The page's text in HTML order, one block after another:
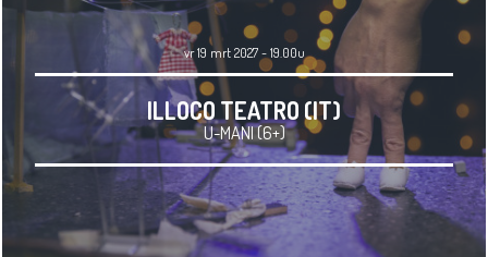
vr 19 mrt 2027 - 19.00u
ILLOCO TEATRO (IT)
U-MANI (6+)